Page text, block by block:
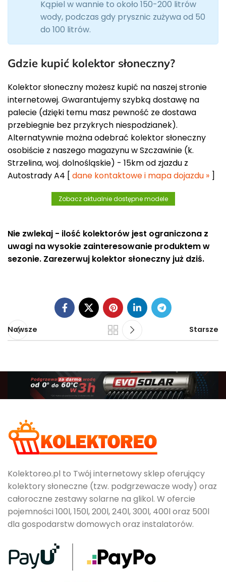
Kąpiel w wannie to około 150-200 litrów
wody, podczas gdy prysznic zużywa od 50
do 100 litrów.
Gdzie kupić kolektor słoneczny?
Kolektor słoneczny możesz kupić na naszej stronie
internetowej. Gwarantujemy szybką dostawę na
palecie (dzięki temu masz pewność ze dostawa
przebiegnie bez przykrych niespodzianek).
Alternatywnie można odebrać kolektor słoneczny
osobiście z naszego magazynu w Szczawinie (k.
Strzelina, woj. dolnośląskie) - 15km od zjazdu z
Autostrady A4 [ dane kontaktowe i mapa dojazdu » ]
Zobacz aktualnie dostępne modele
Nie zwlekaj - ilość kolektorów jest ograniczona z
uwagi na wysokie zainteresowanie produktem w
sezonie. Zarezerwuj kolektor słoneczny już dziś.
Nowsze Starsze
Kolektoreo.pl to Twój internetowy sklep oferujący
kolektory słoneczne (tzw. podgrzewacze wody) oraz
całoroczne zestawy solarne na glikol. W ofercie
pojemności 100l, 150l, 200l, 240l, 300l, 400l oraz 500l
dla gospodarstw domowych oraz instalatorów.